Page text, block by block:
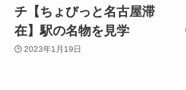
チ【ちょびっと名古屋滞
在】駅の名物を見学
2023年1月19日